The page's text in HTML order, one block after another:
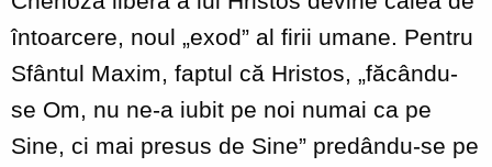
întoarcere, noul „exod” al firii umane. Pentru
Sfântul Maxim, faptul că Hristos, „făcându-
se Om, nu ne-a iubit pe noi numai ca pe
Sine, ci mai presus de Sine” predându-se pe